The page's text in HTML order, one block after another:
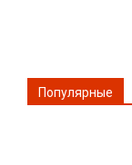
Популярные